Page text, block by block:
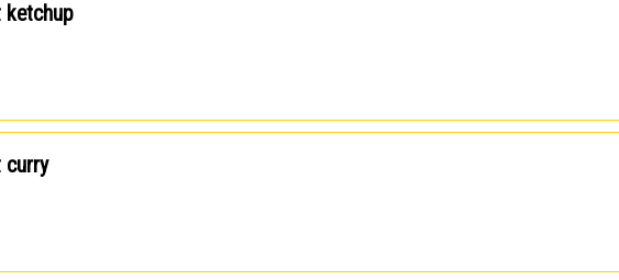
ketchup
curry